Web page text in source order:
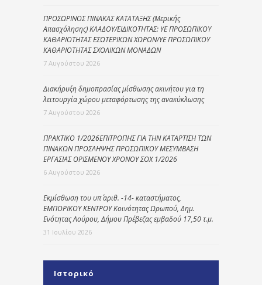
ΠΡΟΣΩΡΙΝΟΣ ΠΙΝΑΚΑΣ ΚΑΤΑΤΑΞΗΣ (Μερικής
Απασχόλησης) ΚΛΑΔΟΥ/ΕΙΔΙΚΟΤΗΤΑΣ: ΥΕ ΠΡΟΣΩΠΙΚΟΥ
ΚΑΘΑΡΙΟΤΗΤΑΣ ΕΣΩΤΕΡΙΚΩΝ ΧΩΡΩΝ/ΥΕ ΠΡΟΣΩΠΙΚΟΥ
ΚΑΘΑΡΙΟΤΗΤΑΣ ΣΧΟΛΙΚΩΝ ΜΟΝΑΔΩΝ
7 Αυγούστου 2026
Διακήρυξη δημοπρασίας μίσθωσης ακινήτου για τη
λειτουργία χώρου μεταφόρτωσης της ανακύκλωσης
7 Αυγούστου 2026
ΠΡΑΚΤΙΚΟ 1/2026ΕΠΙΤΡΟΠΗΣ ΓΙΑ ΤΗΝ ΚΑΤΑΡΤΙΣΗ ΤΩΝ
ΠΙΝΑΚΩΝ ΠΡΟΣΛΗΨΗΣ ΠΡΟΣΩΠΙΚΟΥ ΜΕΣΥΜΒΑΣΗ
ΕΡΓΑΣΙΑΣ ΟΡΙΣΜΕΝΟΥ ΧΡΟΝΟΥ ΣΟΧ 1/2026
6 Αυγούστου 2026
Εκμίσθωση του υπ΄ αριθ. -14- καταστήματος,
ΕΜΠΟΡΙΚΟΥ ΚΕΝΤΡΟΥ Κοινότητας Ωρωπού, Δημ.
Ενότητας Λούρου, Δήμου Πρέβεζας εμβαδού 17,50 τ.μ.
31 Ιουλίου 2026
Ιστορικό